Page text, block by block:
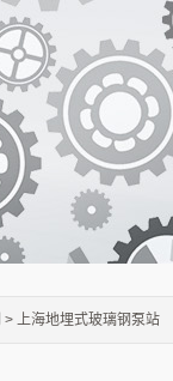
> 上海地埋式玻璃钢泵站